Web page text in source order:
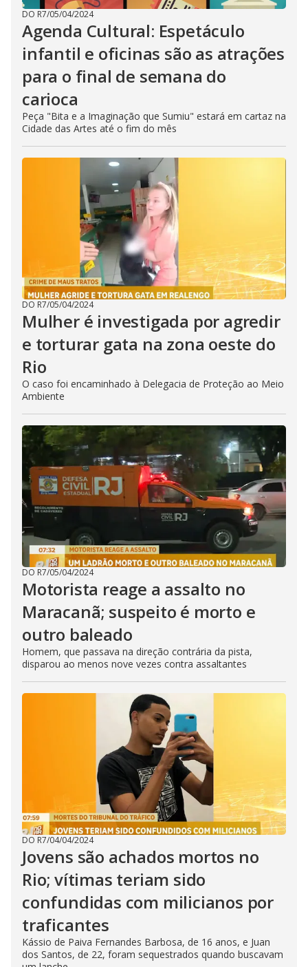
DO R7/05/04/2024
Agenda Cultural: Espetáculo
infantil e oficinas são as atrações
para o final de semana do
carioca
Peça "Bita e a Imaginação que Sumiu" estará em cartaz na
Cidade das Artes até o fim do mês
DO R7/05/04/2024
Mulher é investigada por agredir
e torturar gata na zona oeste do
Rio
O caso foi encaminhado à Delegacia de Proteção ao Meio
Ambiente
DO R7/05/04/2024
Motorista reage a assalto no
Maracanã; suspeito é morto e
outro baleado
Homem, que passava na direção contrária da pista,
disparou ao menos nove vezes contra assaltantes
DO R7/04/04/2024
Jovens são achados mortos no
Rio; vítimas teriam sido
confundidas com milicianos por
traficantes
Kássio de Paiva Fernandes Barbosa, de 16 anos, e Juan
dos Santos, de 22, foram sequestrados quando buscavam